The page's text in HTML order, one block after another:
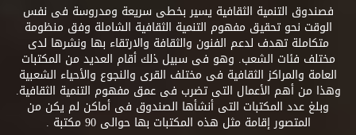
فصندوق التنمية الثقافية يسير بخطى سريعة ومدروسة فى نفس
الوقت نحو تحقيق مفهوم التنمية الثقافية الشاملة وفق منظومة
متكاملة تهدف لدعم الفنون والثقافة والارتقاء بها ونشرها لدى
مختلف فئات الشعب. وهو فى سبيل ذلك أقام العديد من المكتبات
العامة والمراكز الثقافية فى مختلف القرى والنجوع والأحياء الشعبية
وهذا من أهم الأعمال التى تضرب فى عمق مفهوم التنمية الثقافية.
وبلغ عدد المكتبات التى أنشأها الصندوق فى أماكن لم يكن من
المتصور إقامة مثل هذه المكتبات بها حوالى 90 مكتبة .